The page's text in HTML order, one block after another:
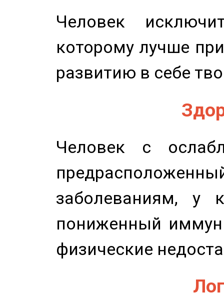
Человек
которому лучше
развитию в себе
Человек с
заболеваниям, у
пониженный
физические